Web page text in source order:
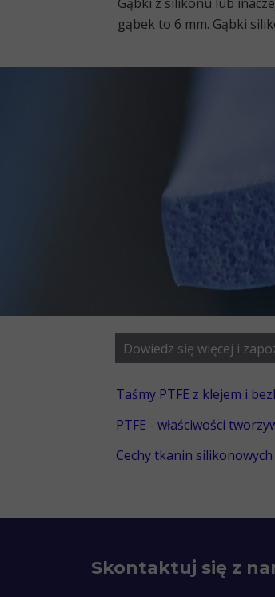
Dowiedz się więcej i
Taśmy PTFE z klejem i
PTFE - właściwości
Cechy tkanin
gąbek to 6 mm. Gąbki
Skontaktuj się z